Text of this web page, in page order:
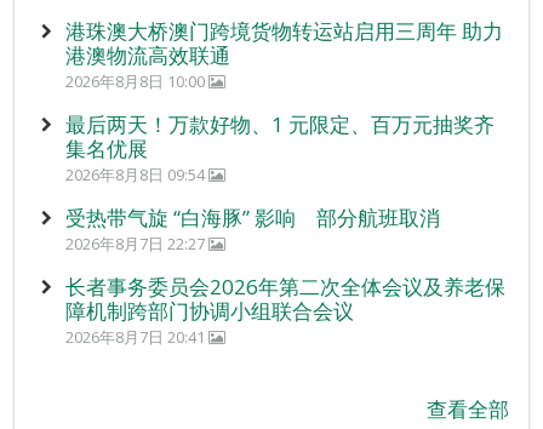
港珠澳大桥澳门跨境货物转运站启用三周年 助力
港澳物流高效联通
2026年8月8日 10:00
最后两天！万款好物、1 元限定、百万元抽奖齐
集名优展
2026年8月8日 09:54
受热带气旋 “白海豚” 影响 部分航班取消
2026年8月7日 22:27
长者事务委员会2026年第二次全体会议及养老保
障机制跨部门协调小组联合会议
2026年8月7日 20:41
查看全部